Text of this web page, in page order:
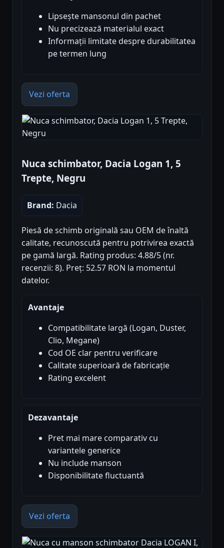
Lipsește mansonul din pachet
Nu precizează materialul exact
Informații limitate despre durabilitatea
pe termen lung
Vezi oferta
Nuca schimbator, Dacia Logan 1, 5
Trepte, Negru
Brand: Dacia
Piesă de schimb originală sau OEM de înaltă
calitate, recunoscută pentru potrivirea exactă
pe gamă largă. Rating produs: 4.88/5 (nr.
recenzii: 8). Preț: 52.57 RON la momentul
datelor.
Avantaje
Compatibilitate largă (Logan, Duster,
Clio, Megane)
Cod OE clar pentru verificare
Calitate superioară de fabricație
Rating excelent
Dezavantaje
Pret mai mare comparativ cu
variantele generice
Nu include manson
Disponibilitate fluctuantă
Vezi oferta